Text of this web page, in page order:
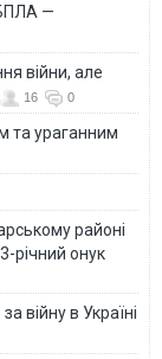
—
війни, але
16 0
та ураганним
районі
річний онук
війну в Україні